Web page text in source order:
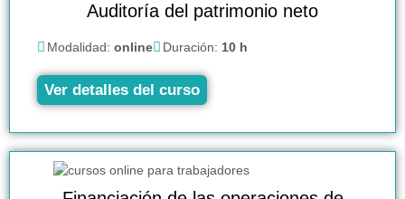
Auditoría del patrimonio neto
Modalidad: online Duración: 10 h
Ver detalles del curso